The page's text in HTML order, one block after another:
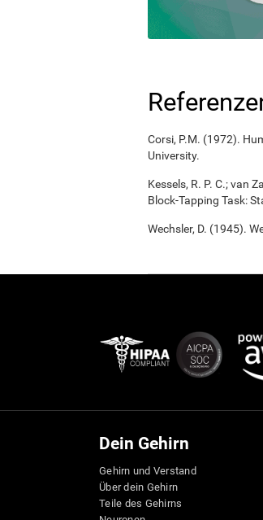
Corsi, P.M. (1972).
University.
Kessels, R. P. C.; van
Block-Tapping Task:
Wechsler, D. (1945).
Dein Gehirn
Gehirn und Verstand
Über dein Gehirn
Teile des Gehirns